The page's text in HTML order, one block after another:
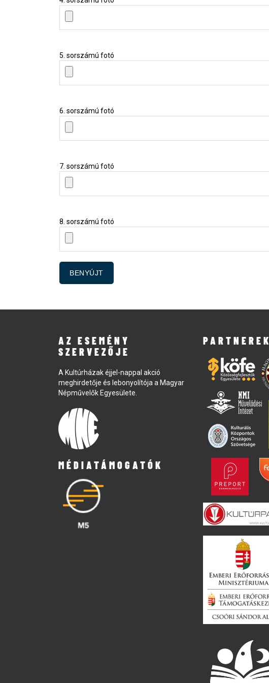
5. sorszámú fotó
6. sorszámú fotó
7. sorszámú fotó
8. sorszámú fotó
AZ ESEMÉNY
SZERVEZŐJE
A Kultúrházak éjjel-nappal akció
meghirdetője és lebonyolítója a Magyar
Népművelők Egyesülete.
MÉDIATÁMOGATÓK
PARTNEREK